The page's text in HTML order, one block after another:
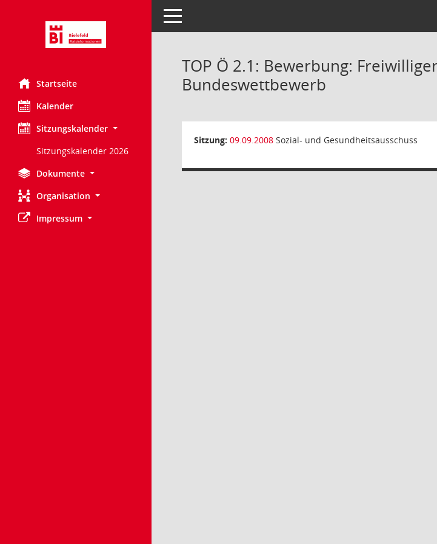
Startseite
Kalender
Sitzungskalender
Sitzungskalender 2026
Dokumente
Organisation
Impressum
Toggle navigation
TOP Ö 2.1: Bewerbung:
Bundeswettbewerb
Sitzung: 09.09.2008 Sozial- und Gesundheitsausschuss